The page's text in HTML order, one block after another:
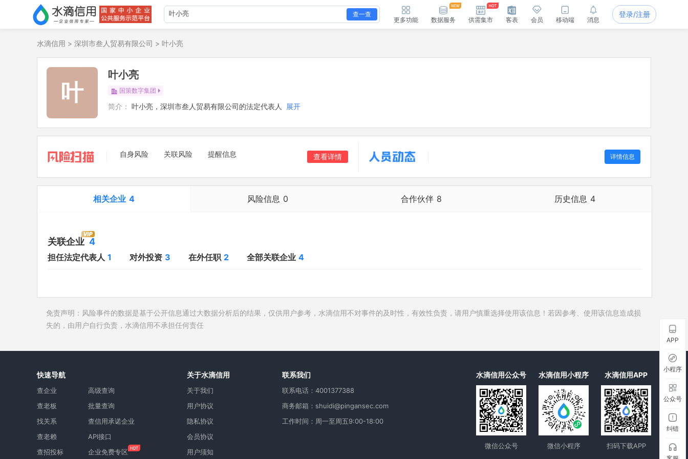
查一查
更多功能 数据服务 供需集市 客表 会员 移动端 消息
登录/注册
水滴信用 > 深圳市叁人贸易有限公司 > 叶小亮
叶
叶小亮
国策数字集团
简介： 叶小亮，深圳市叁人贸易有限公司的法定代表人 展开
自身风险 关联风险 提醒信息 查看详情 详情信息
相关企业 4
对外投资 3
在外任职 2
所属集团 1
风险信息 0
法院公告
失信被执行人
司法协助
合作伙伴 8 历史信息 4
历史被执行人
历史司法协助
关联企业 4
担任法定代表人 1 对外投资 3 在外任职 2 全部关联企业 4
免责声明：风险事件的数据是基于公开信息通过大数据分析后的结果，仅供用户参考，水滴信用不对事件的及时性，有效性负责，请用户慎重选择使用该信息！若因参考、使用该信息造成损
失的，由用户自行负责，水滴信用不承担任何责任
快速导航
查企业
查老板
找关系
查老赖
查招投标
高级查询
批量查询
查信用承诺企业
API接口
企业免费专区
关于水滴信用
关于我们
用户协议
隐私协议
会员协议
用户须知
联系我们
联系电话：4001377388
商务邮箱：shuidi@pingansec.com
工作时间：周一至周五9:00-18:00
水滴信用公众号
微信公众号
水滴信用小程序
微信小程序
水滴信用APP
扫码下载APP
APP
小程序
公众号
纠错